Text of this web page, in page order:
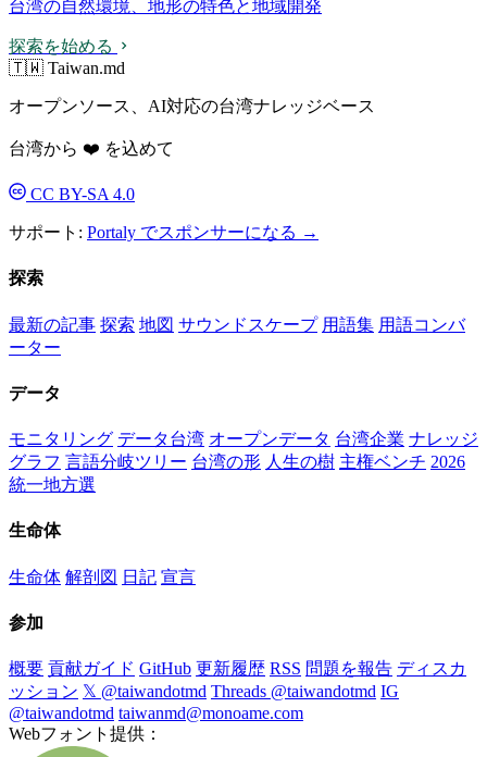
台湾の自然環境、地形の特色と地域開発
探索を始める
🇹🇼 Taiwan.md
オープンソース、AI対応の台湾ナレッジベース
台湾から ❤️ を込めて
CC BY-SA 4.0
サポート: Portaly でスポンサーになる →
探索
最新の記事 探索 地図 サウンドスケープ 用語集 用語コンバ
ーター
データ
モニタリング データ台湾 オープンデータ 台湾企業 ナレッジ
グラフ 言語分岐ツリー 台湾の形 人生の樹 主権ベンチ 2026
統一地方選
生命体
生命体 解剖図 日記 宣言
参加
概要 貢献ガイド GitHub 更新履歴 RSS 問題を報告 ディスカ
ッション 𝕏 @taiwandotmd Threads @taiwandotmd IG
@taiwandotmd taiwanmd@monoame.com
Webフォント提供：